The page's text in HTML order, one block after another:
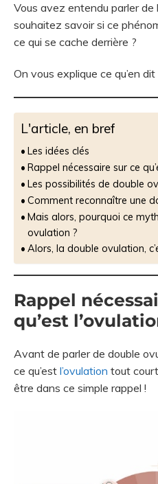
Vous avez entendu parler de
souhaitez savoir si ce
ce qui se cache derrière ?
On vous explique ce qu’en
L'article, en bref
Les idées clés
Rappel nécessaire sur ce
Les possibilités de double
Comment reconnaître une
Mais alors, pourquoi ce
ovulation ?
Alors, la double ovulation,
Rappel
qu’est
Avant de parler de double
ce qu’est l’ovulation tout
être dans ce simple rappel !